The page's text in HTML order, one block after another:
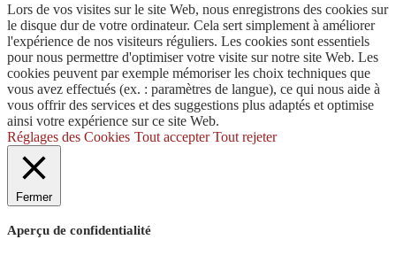
Lors de vos visites sur le site Web, nous enregistrons des cookies sur
le disque dur de votre ordinateur. Cela sert simplement à améliorer
l'expérience de nos visiteurs réguliers. Les cookies sont essentiels
pour nous permettre d'optimiser votre visite sur notre site Web. Les
cookies peuvent par exemple mémoriser les choix techniques que
vous avez effectués (ex. : paramètres de langue), ce qui nous aide à
vous offrir des services et des suggestions plus adaptés et optimise
ainsi votre expérience sur ce site Web.
Réglages des Cookies Tout accepter Tout rejeter
Fermer
Aperçu de confidentialité